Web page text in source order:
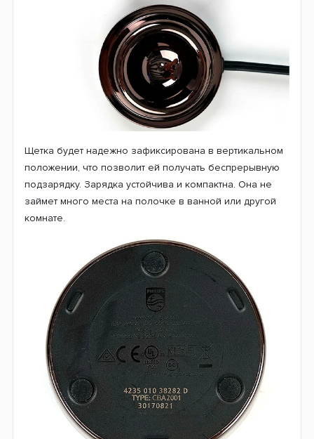
Щетка будет надежно зафиксирована в вертикальном
положении, что позволит ей получать беспрерывную
подзарядку. Зарядка устойчива и компактна. Она не
займет много места на полочке в ванной или другой
комнате.